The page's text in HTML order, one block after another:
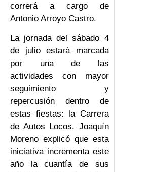
correrá a cargo de
Antonio Arroyo Castro.
La jornada del sábado 4
de julio estará marcada
por una de las
actividades con mayor
seguimiento y
repercusión dentro de
estas fiestas: la Carrera
de Autos Locos. Joaquín
Moreno explicó que esta
iniciativa incrementa este
año la cuantía de sus